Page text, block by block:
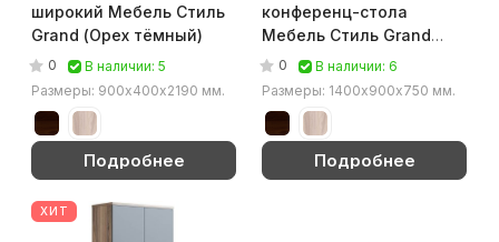
широкий Мебель Стиль
Grand (Орех тёмный)
0
В наличии: 5
Размеры: 900х400х2190 мм.
Подробнее
конференц-стола
Мебель Стиль Grand
(Орех тёмный)
0
В наличии: 6
Размеры: 1400х900х750 мм.
Подробнее
ХИТ